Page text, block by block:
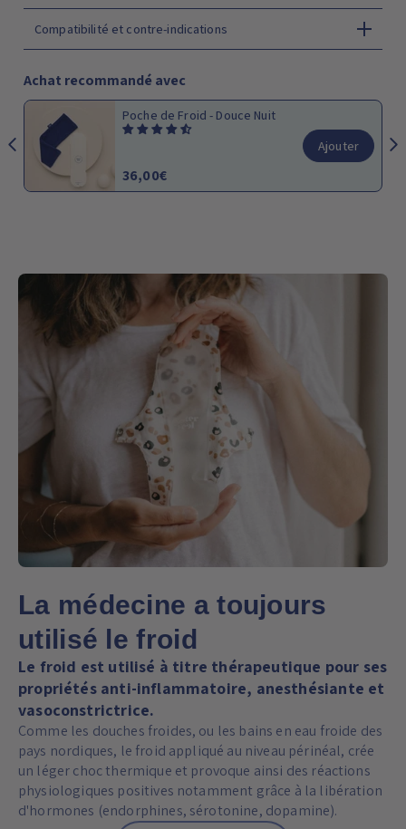
Compatibilité et contre-indications
Achat recommandé avec
Bandeau Migraine - Léo
19,90€
Ajouter
La médecine a toujours
utilisé le froid
Le froid est utilisé à titre thérapeutique pour ses
propriétés anti-inflammatoire, anesthésiante et
vasoconstrictrice.
Comme les douches froides, ou les bains en eau froide des
pays nordiques, le froid appliqué au niveau périnéal, crée
un léger choc thermique et provoque ainsi des réactions
physiologiques positives notamment grâce à la libération
d'hormones (endorphines, sérotonine, dopamine).